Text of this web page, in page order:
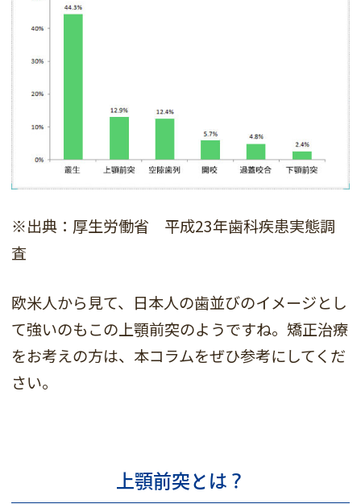
※出典：厚生労働省 平成23年歯科疾患実態調
査
欧米人から見て、日本人の歯並びのイメージとし
て強いのもこの上顎前突のようですね。矯正治療
をお考えの方は、本コラムをぜひ参考にしてくだ
さい。
上顎前突とは？